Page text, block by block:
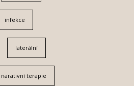
infekce
laterální
narativní terapie